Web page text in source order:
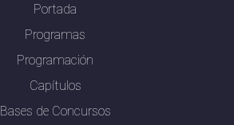
Portada
Programas
Programación
Capítulos
Bases de Concursos